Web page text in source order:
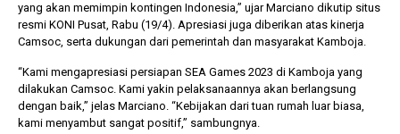
yang akan memimpin kontingen Indonesia,” ujar Marciano dikutip situs
resmi KONI Pusat, Rabu (19/4). Apresiasi juga diberikan atas kinerja
Camsoc, serta dukungan dari pemerintah dan masyarakat Kamboja.
“Kami mengapresiasi persiapan SEA Games 2023 di Kamboja yang
dilakukan Camsoc. Kami yakin pelaksanaannya akan berlangsung
dengan baik,” jelas Marciano. “Kebijakan dari tuan rumah luar biasa,
kami menyambut sangat positif,” sambungnya.